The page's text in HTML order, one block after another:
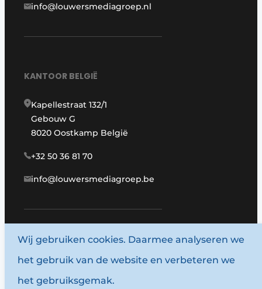
info@louwersmediagroep.nl
KANTOOR BELGIË
Kapellestraat 132/1
Gebouw G
8020 Oostkamp België
+32 50 36 81 70
info@louwersmediagroep.be
www.louwersmediagroep.com
© 1987 - 2026 Louwersmediagroep.
Algemene voorwaarden
Wij gebruiken cookies. Daarmee analyseren we
het gebruik van de website en verbeteren we
het gebruiksgemak.